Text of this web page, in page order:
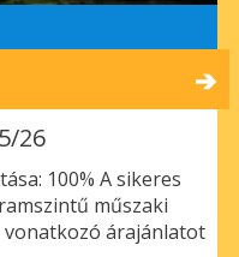
26
100% A sikeres
műszaki
árajánlatot